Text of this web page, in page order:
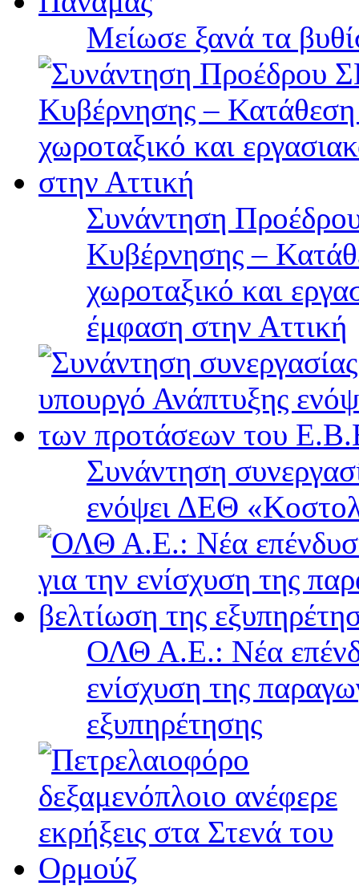
Μείωσε ξανά τα
Συνάντηση
Κυβέρνησης –
χωροταξικό και
έμφαση στην Αττική
Συνάντηση
ενόψει ΔΕΘ
ΟΛΘ Α.Ε.: Νέα
ενίσχυση της
εξυπηρέτησης